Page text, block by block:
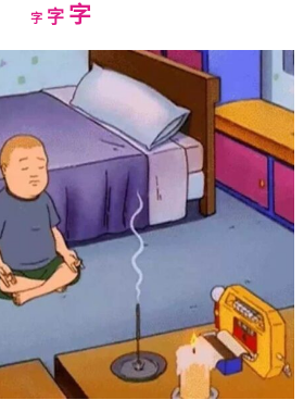
字Decrease
字Reset
size.
字Increase
size.